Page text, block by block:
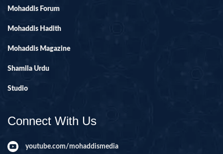
Mohaddis Forum
Mohaddis Hadith
Mohaddis Magazine
Shamila Urdu
Studio
Connect With Us
youtube.com/mohaddismedia